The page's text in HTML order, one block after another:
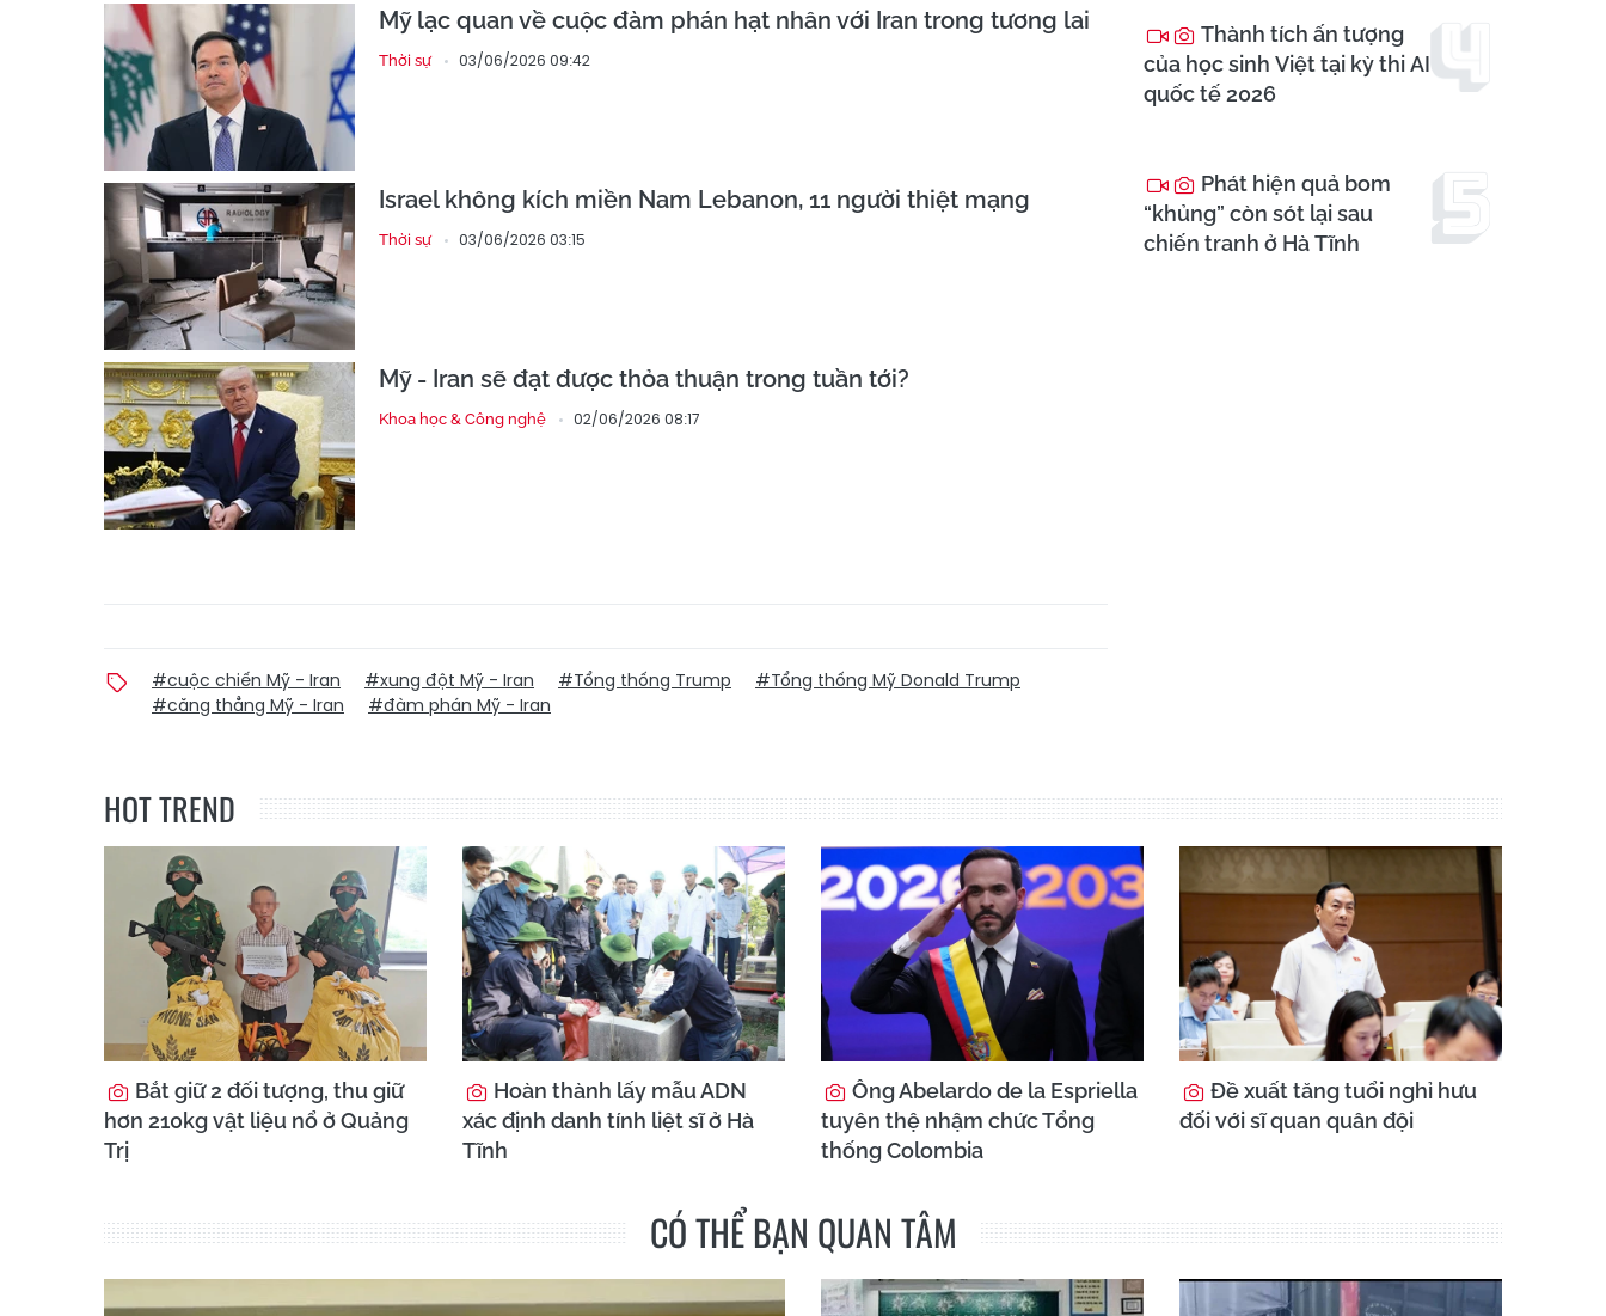
Mỹ lạc quan về cuộc đàm phán hạt nhân với Iran trong tương lai
Thời sự 03/06/2026 09:42
Israel không kích miền Nam Lebanon, 11 người thiệt mạng
Thời sự 03/06/2026 03:15
Mỹ - Iran sẽ đạt được thỏa thuận trong tuần tới?
Khoa học & Công nghệ 02/06/2026 08:17
#cuộc chiến Mỹ - Iran #xung đột Mỹ - Iran #Tổng thống Trump
#Tổng thống Mỹ Donald Trump
#căng thẳng Mỹ - Iran
#đàm phán Mỹ - Iran
Thành tích ấn tượng
của học sinh Việt tại kỳ thi AI
quốc tế 2026
Phát hiện quả bom
“khủng” còn sót lại sau
chiến tranh ở Hà Tĩnh
HOT TREND
Bắt giữ 2 đối tượng, thu giữ
hơn 210kg vật liệu nổ ở Quảng
Trị
Hoàn thành lấy mẫu ADN
xác định danh tính liệt sĩ ở Hà
Tĩnh
Ông Abelardo de la Espriella
tuyên thệ nhậm chức Tổng
thống Colombia
Đề xuất tăng tuổi nghỉ hưu
đối với sĩ quan quân đội
CÓ THỂ BẠN QUAN TÂM